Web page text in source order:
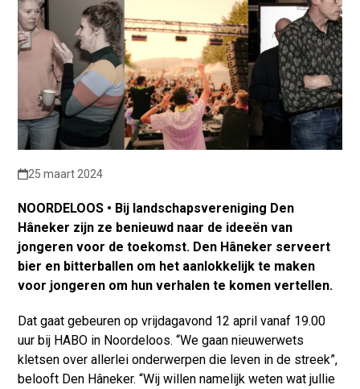
25 maart 2024
NOORDELOOS • Bij landschapsvereniging Den
Hâneker zijn ze benieuwd naar de ideeën van
jongeren voor de toekomst. Den Hâneker serveert
bier en bitterballen om het aanlokkelijk te maken
voor jongeren om hun verhalen te komen vertellen.
Dat gaat gebeuren op vrijdagavond 12 april vanaf 19.00
uur bij HABO in Noordeloos. “We gaan nieuwerwets
kletsen over allerlei onderwerpen die leven in de streek”,
belooft Den Hâneker. “Wij willen namelijk weten wat jullie